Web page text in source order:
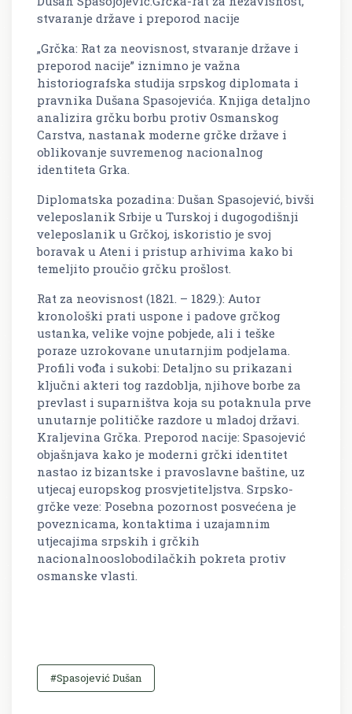
stvaranje države i preporod nacije
„Grčka: Rat za neovisnost, stvaranje države i
preporod nacije” iznimno je važna
historiografska studija srpskog diplomata i
pravnika Dušana Spasojevića. Knjiga detaljno
analizira grčku borbu protiv Osmanskog
Carstva, nastanak moderne grčke države i
oblikovanje suvremenog nacionalnog
identiteta Grka.
Diplomatska pozadina: Dušan Spasojević, bivši
veleposlanik Srbije u Turskoj i dugogodišnji
veleposlanik u Grčkoj, iskoristio je svoj
boravak u Ateni i pristup arhivima kako bi
temeljito proučio grčku prošlost.
Rat za neovisnost (1821. – 1829.): Autor
kronološki prati uspone i padove grčkog
ustanka, velike vojne pobjede, ali i teške
poraze uzrokovane unutarnjim podjelama.
Profili vođa i sukobi: Detaljno su prikazani
ključni akteri tog razdoblja, njihove borbe za
prevlast i suparništva koja su potaknula prve
unutarnje političke razdore u mladoj državi.
Kraljevina Grčka. Preporod nacije: Spasojević
objašnjava kako je moderni grčki identitet
nastao iz bizantske i pravoslavne baštine, uz
utjecaj europskog prosvjetiteljstva. Srpsko-
grčke veze: Posebna pozornost posvećena je
poveznicama, kontaktima i uzajamnim
utjecajima srpskih i grčkih
nacionalnooslobodilačkih pokreta protiv
osmanske vlasti.
#Spasojević Dušan